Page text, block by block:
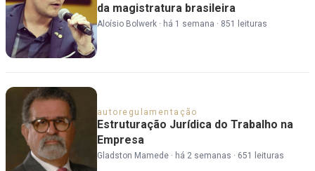
da magistratura brasileira
Aloísio Bolwerk · há 1 semana · 851 leituras
autoregulamentação
Estruturação Jurídica do Trabalho na
Empresa
Gladston Mamede · há 2 semanas · 651 leituras